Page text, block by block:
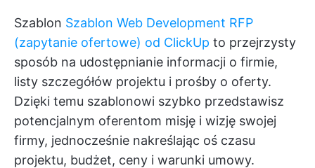
Szablon Szablon Web Development RFP
(zapytanie ofertowe) od ClickUp to przejrzysty
sposób na udostępnianie informacji o firmie,
listy szczegółów projektu i prośby o oferty.
Dzięki temu szablonowi szybko przedstawisz
potencjalnym oferentom misję i wizję swojej
firmy, jednocześnie nakreślając oś czasu
projektu, budżet, ceny i warunki umowy.